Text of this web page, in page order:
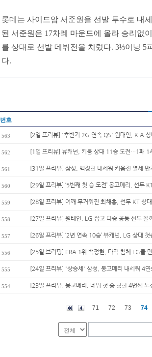
롯데는 사이드암 서준원을 선발 투수로 내
된 서준원은 17차례 마운드에 올라 승리없
를 상대로 선발 데뷔전을 치렀다. 3⅓이닝 5
다.
번호
563 [2일 프리뷰] '후반기 2G 연속 QS' 원태인, KIA 상
562 [1일 프리뷰] 뷰캐넌, 키움 상대 11승 도전…1패 1
561 [31일 프리뷰] 삼성, 백정현 내세워 키움전 열세 만
560 [29일 프리뷰] ‘5번째 첫 승 도전’ 몽고메리, 선두
559 [28일 프리뷰] 어깨 무거워진 최채흥, 선두 KT 상
558 [27일 프리뷰] 원태인, LG 잡고 다승 공동 선두 될
557 [26일 프리뷰] ‘2년 연속 10승’ 뷰캐넌, LG 상대 첫
556 [25일 브리핑] ERA 1위 백정현, 타격 침체 LG를
555 [24일 프리뷰] '상승세' 삼성, 몽고메리 내세워 4연
554 [23일 프리뷰] 몽고메리, 데뷔 첫 승 향한 4번째 도
71 72 73 74